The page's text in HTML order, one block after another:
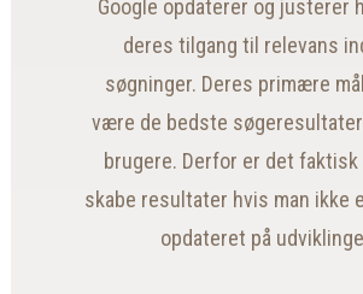
Google opdaterer og justerer
deres tilgang til relevans
søgninger. Deres primære
være de bedste
brugere. Derfor er det
skabe resultater hvis man ikke
opdateret på